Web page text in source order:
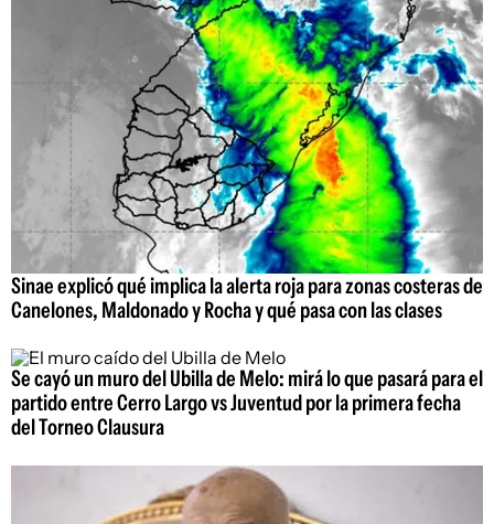
Sinae explicó qué implica la alerta roja para zonas costeras de
Canelones, Maldonado y Rocha y qué pasa con las clases
Se cayó un muro del Ubilla de Melo: mirá lo que pasará para el
partido entre Cerro Largo vs Juventud por la primera fecha
del Torneo Clausura